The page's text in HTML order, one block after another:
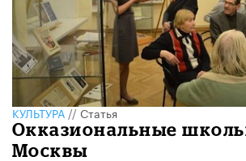
КУЛЬТУРА//Статья
​Окказиональные
Москвы